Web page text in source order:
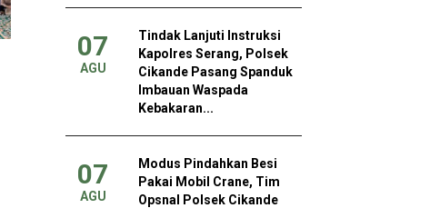
07
AGU
Tindak Lanjuti Instruksi
Kapolres Serang, Polsek
Cikande Pasang Spanduk
Imbauan Waspada
Kebakaran...
07
AGU
Modus Pindahkan Besi
Pakai Mobil Crane, Tim
Opsnal Polsek Cikande